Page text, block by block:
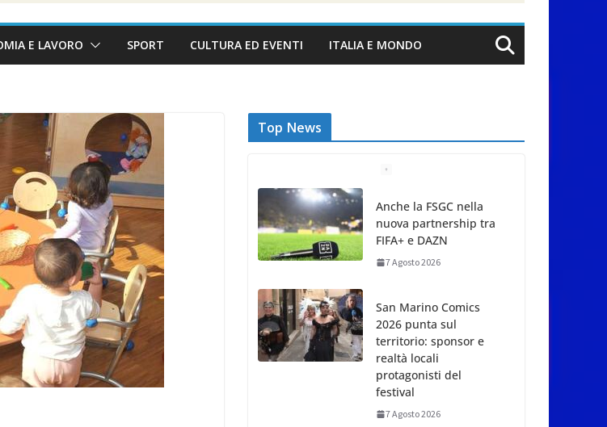
E LAVORO SPORT CULTURA ED EVENTI ITALIA E MONDO
Top News
Anche la FSGC nella
nuova partnership tra
FIFA+ e DAZN
7 Agosto 2026
San Marino Comics
2026 punta sul
territorio: sponsor e
realtà locali
protagonisti del
festival
7 Agosto 2026